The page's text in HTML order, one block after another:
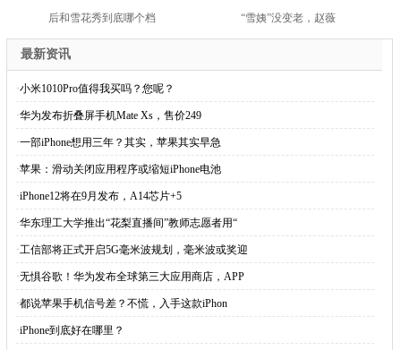
后和雪花秀到底哪个档 “雪姨”没变老，赵薇
最新资讯
·小米1010Pro值得我买吗？您呢？
·华为发布折叠屏手机Mate Xs，售价249
·一部iPhone想用三年？其实，苹果其实早急
·苹果：滑动关闭应用程序或缩短iPhone电池
·iPhone12将在9月发布，A14芯片+5
·华东理工大学推出“花梨直播间”教师志愿者用“
·工信部将正式开启5G毫米波规划，毫米波或奖迎
·无惧谷歌！华为发布全球第三大应用商店，APP
·都说苹果手机信号差？不慌，入手这款iPhon
·iPhone到底好在哪里？